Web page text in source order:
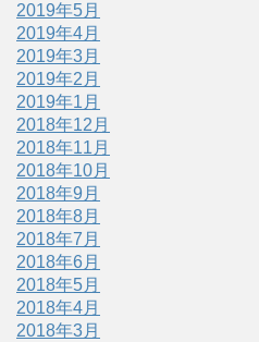
2019年5月
2019年4月
2019年3月
2019年2月
2019年1月
2018年12月
2018年11月
2018年10月
2018年9月
2018年8月
2018年7月
2018年6月
2018年5月
2018年4月
2018年3月